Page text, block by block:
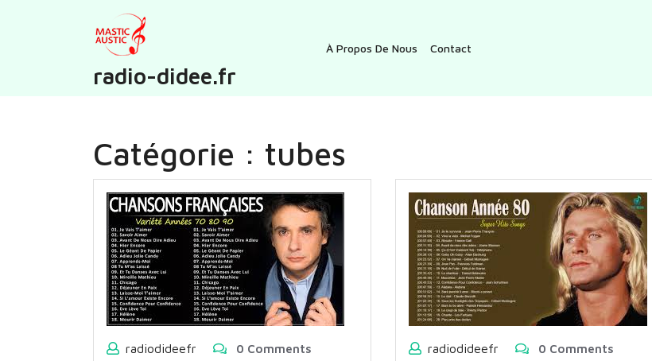
radio-didee.fr
À Propos De Nous Contact
Catégorie : tubes
radiodideefr 0 Comments radiodideefr 0 Comments